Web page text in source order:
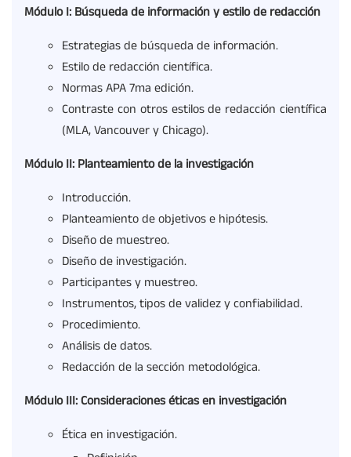
Módulo I: Búsqueda de información y estilo de redacción
Estrategias de búsqueda de información.
Estilo de redacción científica.
Normas APA 7ma edición.
Contraste con otros estilos de redacción científica
(MLA, Vancouver y Chicago).
Módulo II: Planteamiento de la investigación
Introducción.
Planteamiento de objetivos e hipótesis.
Diseño de muestreo.
Diseño de investigación.
Participantes y muestreo.
Instrumentos, tipos de validez y confiabilidad.
Procedimiento.
Análisis de datos.
Redacción de la sección metodológica.
Módulo III: Consideraciones éticas en investigación
Ética en investigación.